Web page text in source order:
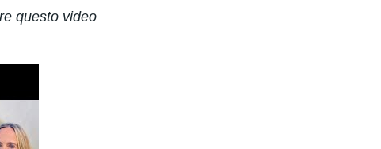
questo video